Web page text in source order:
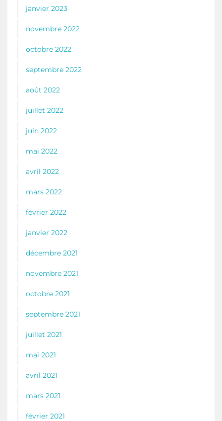
janvier 2023
novembre 2022
octobre 2022
septembre 2022
août 2022
juillet 2022
juin 2022
mai 2022
avril 2022
mars 2022
février 2022
janvier 2022
décembre 2021
novembre 2021
octobre 2021
septembre 2021
juillet 2021
mai 2021
avril 2021
mars 2021
février 2021